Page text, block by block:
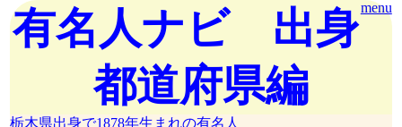
menu
有名人ナビ 出身
都道府県編
栃木県出身で1878年生まれの有名人